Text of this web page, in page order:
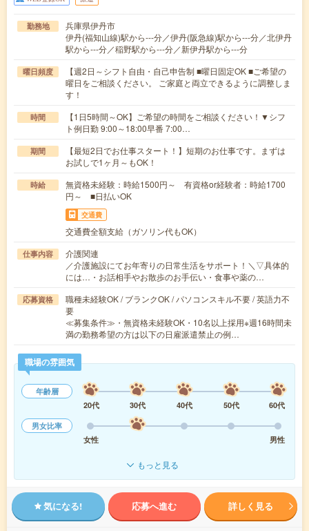
勤務地
兵庫県伊丹市
伊丹(福知山線)駅から---分／伊丹(阪急線)駅から---分／北伊丹
駅から---分／稲野駅から---分／新伊丹駅から---分
曜日頻度
【週2日～シフト自由・自己申告制 ■曜日固定OK ■ご希望の
曜日をご相談ください。 ご家庭と両立できるように調整しま
す！
時間
【1日5時間～OK】ご希望の時間をご相談ください！▼シフ
ト例日勤 9:00～18:00早番 7:00…
期間
【最短2日でお仕事スタート！】短期のお仕事です。まずは
お試しで1ヶ月～もOK！
時給
無資格未経験：時給1500円～ 有資格or経験者：時給1700
円～ ■日払いOK
交通費
交通費全額支給（ガソリン代もOK）
仕事内容
介護関連
／介護施設にてお年寄りの日常生活をサポート！＼▽具体的
には…・お話相手やお散歩のお手伝い・食事や薬の…
応募資格
職種未経験OK / ブランクOK / パソコンスキル不要 / 英語力不
要
≪募集条件≫・無資格未経験OK・10名以上採用※週16時間未
満の勤務希望の方は以下の日雇派遣禁止の例…
職場の雰囲気
年齢層
20代
30代 40代 50代
60代
男女比率
女性
男性
もっと見る
気になる! 応募へ進む 詳しく見る